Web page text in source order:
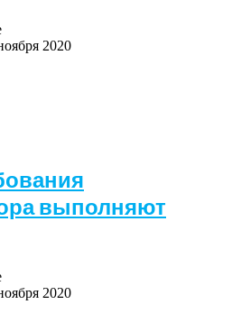
2020
выполняют
2020